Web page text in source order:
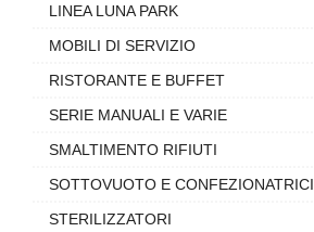
LINEA LUNA PARK
MOBILI DI SERVIZIO
RISTORANTE E BUFFET
SERIE MANUALI E VARIE
SMALTIMENTO RIFIUTI
SOTTOVUOTO E CONFEZIONATRICI
STERILIZZATORI